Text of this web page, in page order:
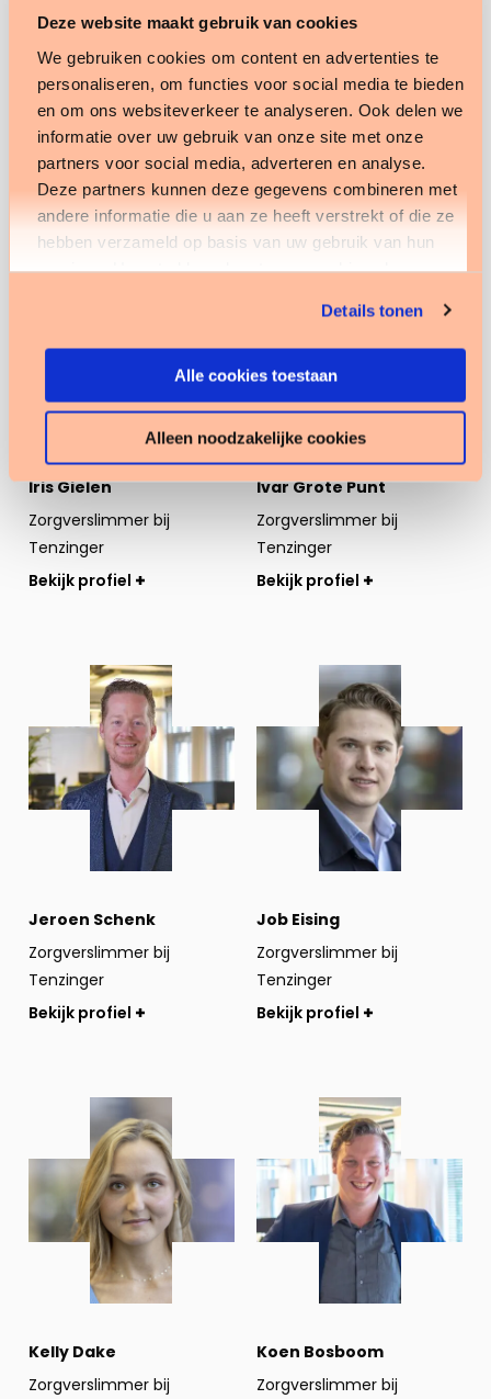
Deze website maakt gebruik van cookies
We gebruiken cookies om content en advertenties te
personaliseren, om functies voor social media te bieden
en om ons websiteverkeer te analyseren. Ook delen we
informatie over uw gebruik van onze site met onze
partners voor social media, adverteren en analyse.
Deze partners kunnen deze gegevens combineren met
andere informatie die u aan ze heeft verstrekt of die ze
hebben verzameld op basis van uw gebruik van hun
services. U gaat akkoord met onze cookies als u onze
Details tonen
Alle cookies toestaan
Alleen noodzakelijke cookies
Gillian Reins
Zorgverslimmer bij
Tenzinger
Bekijk profiel
Ilje van der Ploeg
Zorgverslimmer bij
Tenzinger
Bekijk profiel
Iris Gielen
Zorgverslimmer bij
Tenzinger
Bekijk
profiel
Bekijk profiel
Ivar Grote Punt
Zorgverslimmer bij
Tenzinger
Bekijk
profiel
Bekijk profiel
Jeroen Schenk
Zorgverslimmer bij
Tenzinger
Bekijk profiel
Job Eising
Zorgverslimmer bij
Tenzinger
Bekijk profiel
Kelly Dake
Zorgverslimmer bij
Koen Bosboom
Zorgverslimmer bij